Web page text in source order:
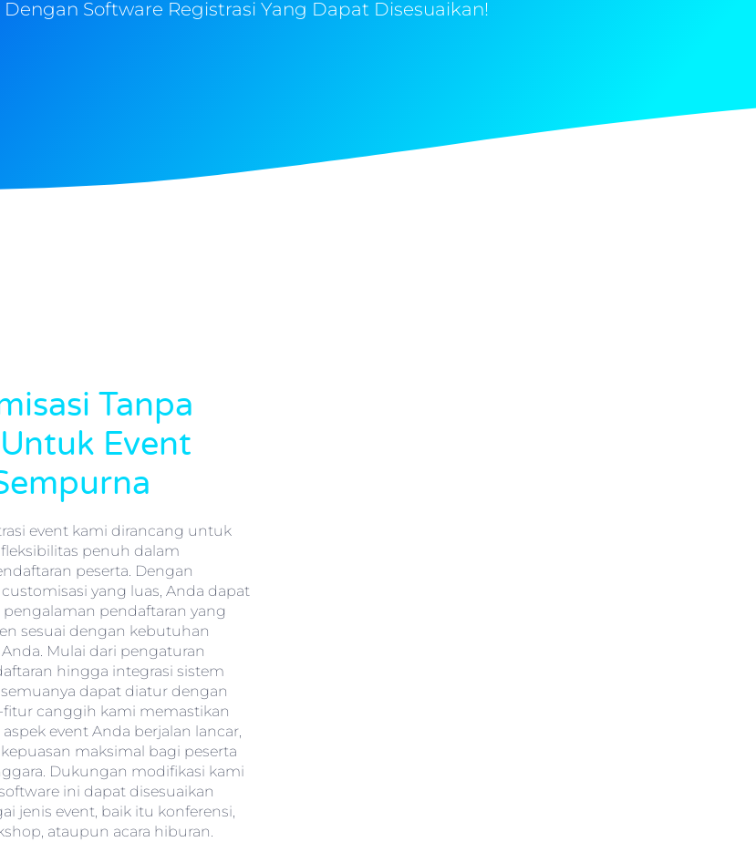
Software Registrasi Yang Dapat Disesuaikan!
Tanpa
Event
event kami dirancang untuk
penuh dalam
peserta. Dengan
yang luas, Anda dapat
pendaftaran yang
sesuai dengan kebutuhan
Anda. Mulai dari pengaturan
hingga integrasi sistem
dapat diatur dengan
canggih kami memastikan
event Anda berjalan lancar,
maksimal bagi peserta
Dukungan modifikasi kami
ini dapat disesuaikan
jenis event, baik itu konferensi,
ataupun acara hiburan.